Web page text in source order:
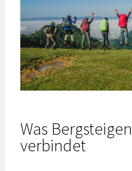
Was
verbindet